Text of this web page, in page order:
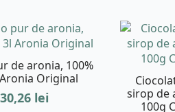
de aronia, 100%
Original
lei
sirop de
100g